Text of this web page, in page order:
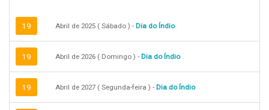
19 Abril de 2025 ( Sábado ) - Dia do Índio
19 Abril de 2026 ( Domingo ) - Dia do Índio
19 Abril de 2027 ( Segunda-feira ) - Dia do Índio